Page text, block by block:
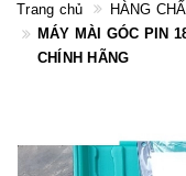
Trang chủ
HÀNG
MÁY MÀI GÓC PIN
CHÍNH HÃNG